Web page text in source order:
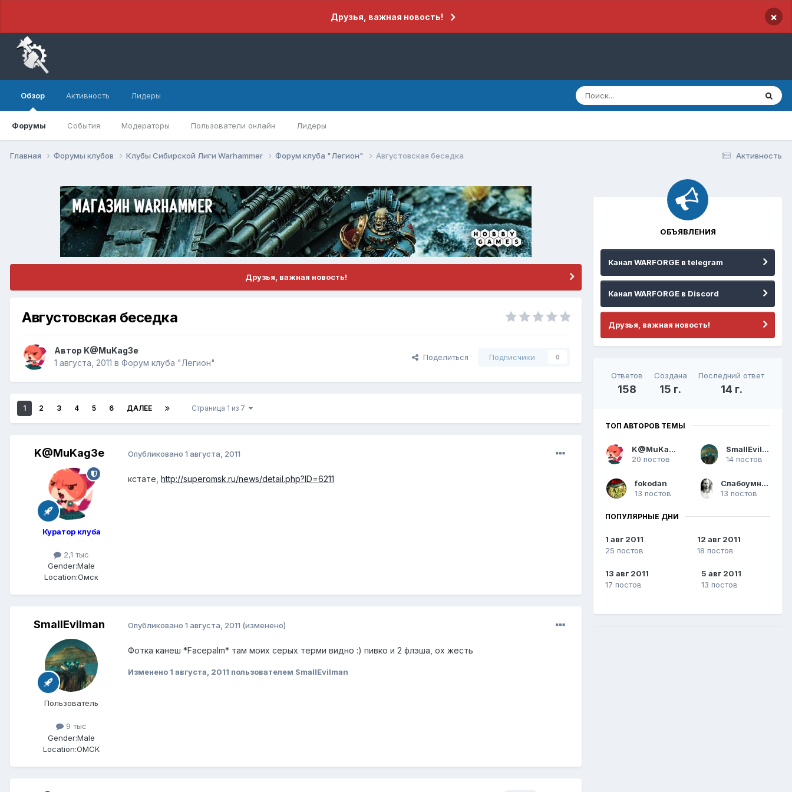
Друзья, важная новость! ×
Обзор
Форумы События Модераторы Пользователи онлайн Лидеры
Активность Лидеры
Активность
Главная Форумы клубов Клубы Сибирской Лиги Warhammer Форум клуба "Легион" Августовская беседка
Друзья, важная новость!
Августовская беседка
Автор K@MuKag3e
1 августа, 2011 в Форум клуба "Легион"
Поделиться Подписчики 0
1 2 3 4 5 6 ДАЛЕЕ Страница 1 из 7
K@MuKag3e
Куратор клуба
2,1 тыс
Gender:Male
Location:Омск
Опубликовано 1 августа, 2011
кстате, http://superomsk.ru/news/detail.php?ID=6211
SmallEvilman
Пользователь
9 тыс
Gender:Male
Location:ОМСК
Опубликовано 1 августа, 2011 (изменено)
Фотка канеш *Facepalm* там моих серых терми видно :) пивко и 2 флэша, ох жесть
Изменено 1 августа, 2011 пользователем SmallEvilman
ОБЪЯВЛЕНИЯ
Канал WARFORGE в telegram
Канал WARFORGE в Discord
Друзья, важная новость!
Ответов
158
Создана
15 г.
Последний ответ
14 г.
ТОП АВТОРОВ ТЕМЫ
K@MuKag3e
20 постов
SmallEvilman
14 постов
fokodan
13 постов
Слабоумный ниндзя
13 постов
ПОПУЛЯРНЫЕ ДНИ
1 авг 2011
25 постов
12 авг 2011
18 постов
13 авг 2011
17 постов
5 авг 2011
13 постов